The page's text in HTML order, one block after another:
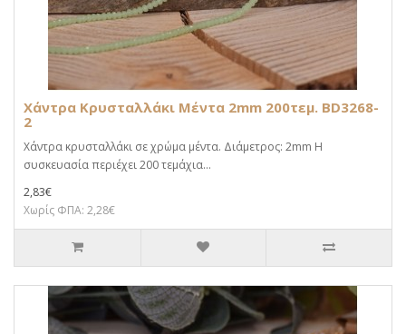
Χάντρα Κρυσταλλάκι Μέντα 2mm 200τεμ. BD3268-
2
Χάντρα κρυσταλλάκι σε χρώμα μέντα. Διάμετρος: 2mm Η
συσκευασία περιέχει 200 τεμάχια...
2,83€
Χωρίς ΦΠΑ: 2,28€